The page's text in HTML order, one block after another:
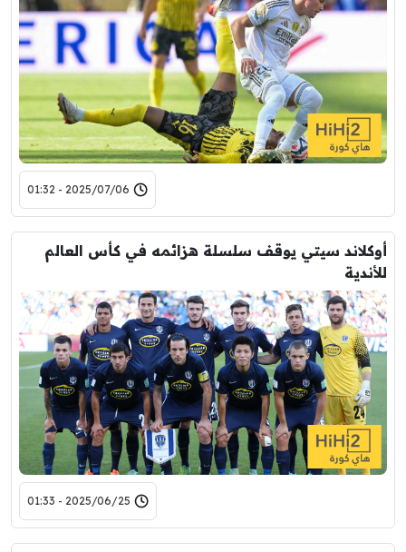
2025/07/06 - 01:32
أوكلاند سيتي يوقف سلسلة هزائمه في كأس العالم
للأندية
2025/06/25 - 01:33